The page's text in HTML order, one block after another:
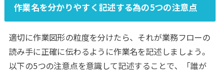
作業名を分かりやすく記述する為の5つの注意点
適切に作業図形の粒度を分けたら、それが業務フローの
読み手に正確に伝わるように作業名を記述しましょう。
以下の5つの注意点を意識して記述することで、「誰が